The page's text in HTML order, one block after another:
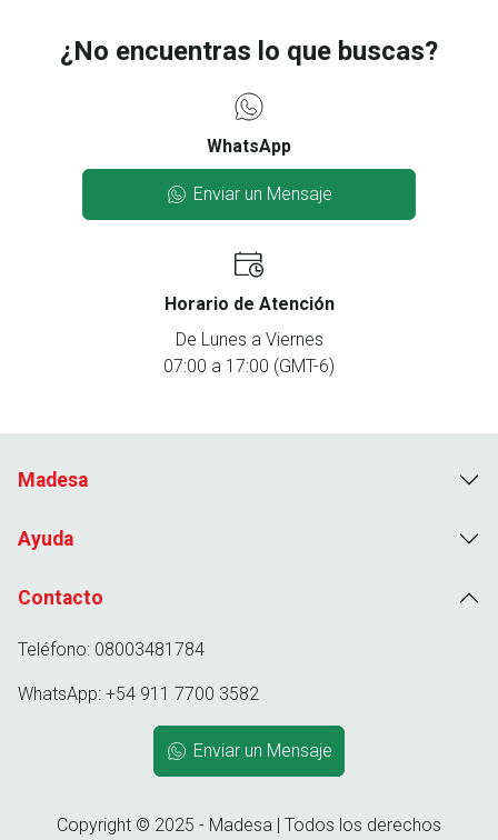
¿No encuentras lo que buscas?
WhatsApp
Enviar un Mensaje
Horario de Atención
De Lunes a Viernes
07:00 a 17:00 (GMT-6)
Madesa
Ayuda
Contacto
Teléfono: 08003481784
WhatsApp: +54 911 7700 3582
Enviar un Mensaje
Copyright © 2025 - Madesa | Todos los derechos